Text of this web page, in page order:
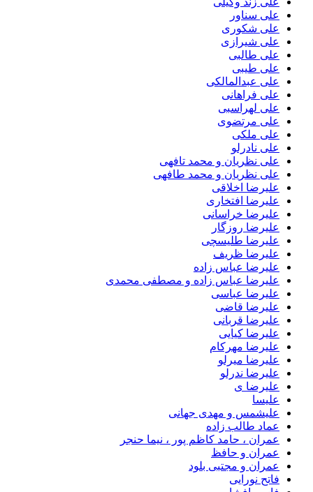
علی سناور
علی شکوری
علی شیرازی
علی طالبی
علی طیبی
علی عبدالمالکی
علی فراهانی
علی لهراسبی
علی مرتضوی
علی ملکی
علی نادرلو
علی نظریان و محمد تافهی
علی نظریان و محمد طافهی
علیرضا اخلاقی
علیرضا افتخاری
علیرضا خراسانی
علیرضا روزگار
علیرضا طلیسچی
علیرضا ظریف
علیرضا عباس زاده
علیرضا عباس زاده و مصطفی محمدی
علیرضا عباسی
علیرضا قاضی
علیرضا قربانی
علیرضا کیایی
علیرضا مهرکام
علیرضا میرلو
علیرضا ندرلو
علیرضا ی
علیسا
علیشمس و مهدی جهانی
عماد طالب زاده
عمران ، حامد کاظم پور ، نیما حنجر
عمران و حافظ
عمران و مجتبی بلود
فاتح نورایی